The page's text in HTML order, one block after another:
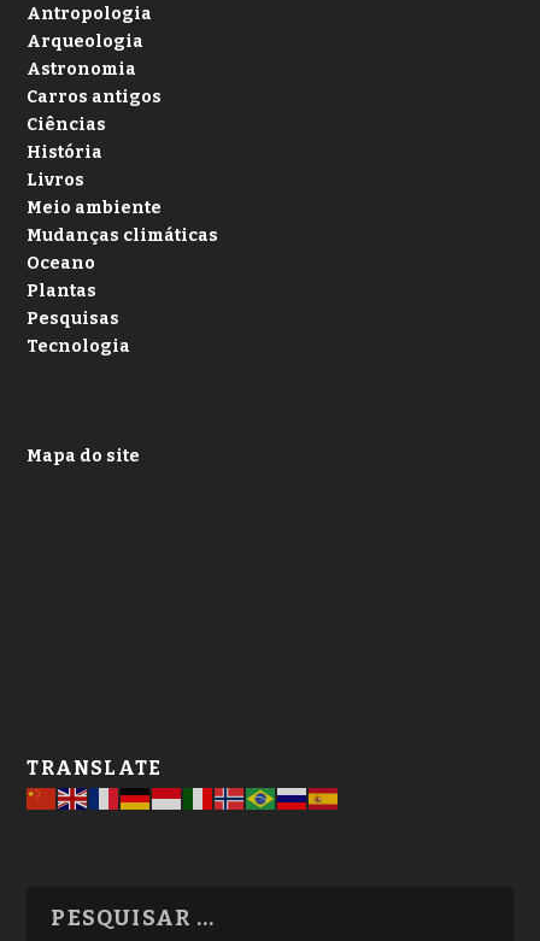
Antropologia
Arqueologia
Astronomia
Carros antigos
Ciências
História
Livros
Meio ambiente
Mudanças climáticas
Oceano
Plantas
Pesquisas
Tecnologia
Mapa do site
TRANSLATE